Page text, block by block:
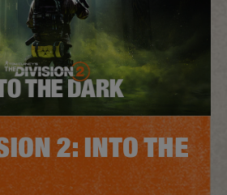
2: INTO THE